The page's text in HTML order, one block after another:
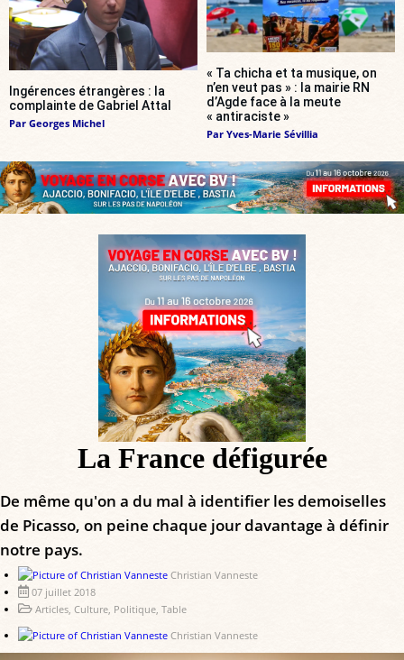
Ingérences étrangères : la
complainte de Gabriel Attal
Par Georges Michel
« Ta chicha et ta musique, on
n’en veut pas » : la mairie RN
d’Agde face à la meute
« antiraciste »
Par Yves-Marie Sévillia
La France défigurée
De même qu'on a du mal à identifier les demoiselles
de Picasso, on peine chaque jour davantage à définir
notre pays.
Christian Vanneste
07 juillet 2018
Articles, Culture, Politique, Table
Christian Vanneste